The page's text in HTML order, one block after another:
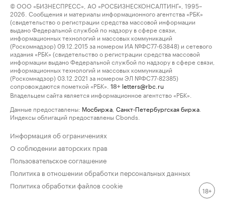
© ООО «БИЗНЕСПРЕСС», АО «РОСБИЗНЕСКОНСАЛТИНГ», 1995–
2026. Сообщения и материалы информационного агентства «РБК»
(свидетельство о регистрации средства массовой информации
выдано Федеральной службой по надзору в сфере связи,
информационных технологий и массовых коммуникаций
(Роскомнадзор) 09.12.2015 за номером ИА №ФС77-63848) и сетевого
издания «РБК» (свидетельство о регистрации средства массовой
информации выдано Федеральной службой по надзору в сфере связи,
информационных технологий и массовых коммуникаций
(Роскомнадзор) 03.12.2021 за номером ЭЛ №ФС77-82385)
сопровождаются пометкой «РБК».
18+ letters@rbc.ru
Владельцем сайта является информационное агентство «РБК».
Данные предоставлены: Мосбиржа Санкт-Петербургская биржа
Индексы облигаций предоставлены Cbonds.
Информация об ограничениях
О соблюдении авторских прав
Пользовательское соглашение
Политика в отношении обработки персональных данных
Политика обработки файлов cookie
18+